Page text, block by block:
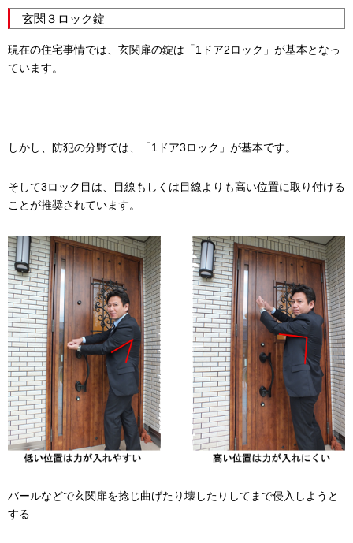
玄関３ロック錠
現在の住宅事情では、玄関扉の錠は「1ドア2ロック」が基本となっ
ています。
しかし、防犯の分野では、「1ドア3ロック」が基本です。
そして3ロック目は、目線もしくは目線よりも高い位置に取り付ける
ことが推奨されています。
バールなどで玄関扉を捻じ曲げたり壊したりしてまで侵入しようと
する